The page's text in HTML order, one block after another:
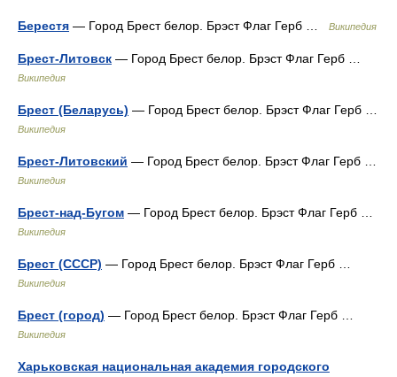
Берестя — Город Брест белор. Брэст Флаг Герб … Википедия
Брест-Литовск — Город Брест белор. Брэст Флаг Герб …
Википедия
Брест (Беларусь) — Город Брест белор. Брэст Флаг Герб …
Википедия
Брест-Литовский — Город Брест белор. Брэст Флаг Герб …
Википедия
Брест-над-Бугом — Город Брест белор. Брэст Флаг Герб …
Википедия
Брест (СССР) — Город Брест белор. Брэст Флаг Герб …
Википедия
Брест (город) — Город Брест белор. Брэст Флаг Герб …
Википедия
Харьковская национальная академия городского